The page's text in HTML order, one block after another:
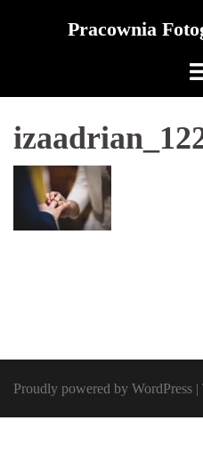
Pracownia
Proudly powered by WordPress |